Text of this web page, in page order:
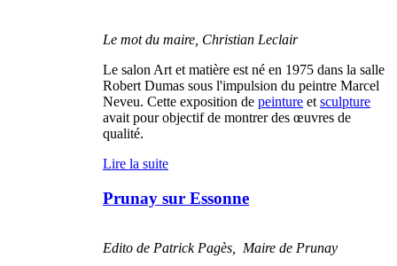
Le mot du maire, Christian Leclair
Le salon Art et matière est né en 1975 dans la salle
Robert Dumas sous l'impulsion du peintre Marcel
Neveu. Cette exposition de peinture et sculpture
avait pour objectif de montrer des œuvres de
qualité.
Lire la suite
Prunay sur Essonne
Edito de Patrick Pagès, Maire de Prunay